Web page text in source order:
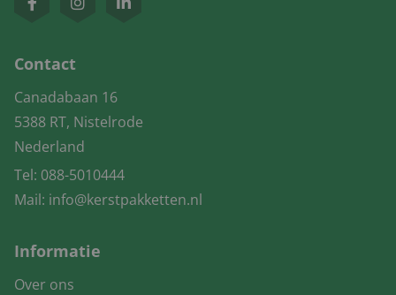
Contact
Canadabaan 16
5388 RT, Nistelrode
Nederland
Tel: 088-5010444
Mail: info@kerstpakketten.nl
Informatie
Over ons